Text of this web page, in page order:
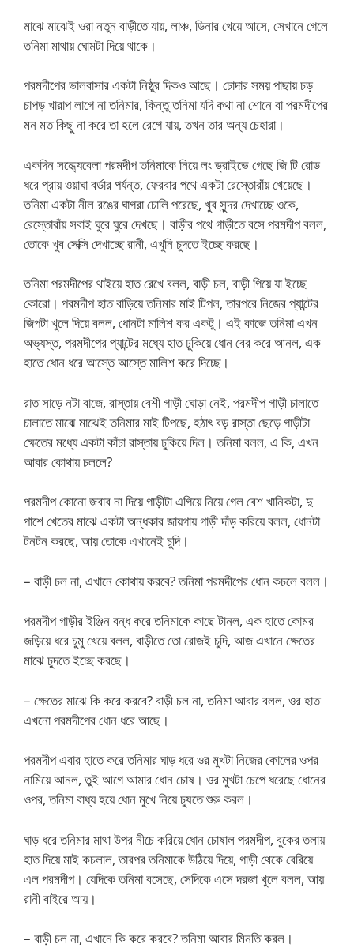
মাঝে মাঝেই ওরা নতুন বাড়ীতে যায়, লাঞ্চ, ডিনার খেয়ে আসে, সেখানে গেলে
তনিমা মাথায় ঘোমটা দিয়ে থাকে।
পরমদীপের ভালবাসার একটা নিষ্ঠুর দিকও আছে। চোদার সময় পাছায় চড়
চাপড় খারাপ লাগে না তনিমার, কিন্তু তনিমা যদি কথা না শোনে বা পরমদীপের
মন মত কিছু না করে তা হলে রেগে যায়, তখন তার অন্য চেহারা।
একদিন সন্ধ্যেবেলা পরমদীপ তনিমাকে নিয়ে লং ড্রাইভে গেছে জি টি রোড
ধরে প্রায় ওয়াঘা বর্ডার পর্যন্ত, ফেরবার পথে একটা রেস্তোরাঁয় খেয়েছে।
তনিমা একটা নীল রঙের ঘাগরা চোলি পরেছে, খুব সুন্দর দেখাচ্ছে ওকে,
রেস্তোরাঁয় সবাই ঘুরে ঘুরে দেখছে। বাড়ীর পথে গাড়ীতে বসে পরমদীপ বলল,
তোকে খুব সেক্সি দেখাচ্ছে রানী, এখুনি চুদতে ইচ্ছে করছে।
তনিমা পরমদীপের থাইয়ে হাত রেখে বলল, বাড়ী চল, বাড়ী গিয়ে যা ইচ্ছে
কোরো। পরমদীপ হাত বাড়িয়ে তনিমার মাই টিপল, তারপরে নিজের প্যান্টের
জিপটা খুলে দিয়ে বলল, ধোনটা মালিশ কর একটু। এই কাজে তনিমা এখন
অভ্যস্ত, পরমদীপের প্যান্টের মধ্যে হাত ঢুকিয়ে ধোন বের করে আনল, এক
হাতে ধোন ধরে আস্তে আস্তে মালিশ করে দিচ্ছে।
রাত সাড়ে নটা বাজে, রাস্তায় বেশী গাড়ী ঘোড়া নেই, পরমদীপ গাড়ী চালাতে
চালাতে মাঝে মাঝেই তনিমার মাই টিপছে, হঠাৎ বড় রাস্তা ছেড়ে গাড়ীটা
ক্ষেতের মধ্যে একটা কাঁচা রাস্তায় ঢুকিয়ে দিল। তনিমা বলল, এ কি, এখন
আবার কোথায় চললে?
পরমদীপ কোনো জবাব না দিয়ে গাড়ীটা এগিয়ে নিয়ে গেল বেশ খানিকটা, দু
পাশে খেতের মাঝে একটা অন্ধকার জায়গায় গাড়ী দাঁড় করিয়ে বলল, ধোনটা
টনটন করছে, আয় তোকে এখানেই চুদি।
– বাড়ী চল না, এখানে কোথায় করবে? তনিমা পরমদীপের ধোন কচলে বলল।
পরমদীপ গাড়ীর ইঞ্জিন বন্ধ করে তনিমাকে কাছে টানল, এক হাতে কোমর
জড়িয়ে ধরে চুমু খেয়ে বলল, বাড়ীতে তো রোজই চুদি, আজ এখানে ক্ষেতের
মাঝে চুদতে ইচ্ছে করছে।
– ক্ষেতের মাঝে কি করে করবে? বাড়ী চল না, তনিমা আবার বলল, ওর হাত
এখনো পরমদীপের ধোন ধরে আছে।
পরমদীপ এবার হাতে করে তনিমার ঘাড় ধরে ওর মুখটা নিজের কোলের ওপর
নামিয়ে আনল, তুই আগে আমার ধোন চোষ। ওর মুখটা চেপে ধরেছে ধোনের
ওপর, তনিমা বাধ্য হয়ে ধোন মুখে নিয়ে চুষতে শুরু করল।
ঘাড় ধরে তনিমার মাথা উপর নীচে করিয়ে ধোন চোষাল পরমদীপ, বুকের তলায়
হাত দিয়ে মাই কচলাল, তারপর তনিমাকে উঠিয়ে দিয়ে, গাড়ী থেকে বেরিয়ে
এল পরমদীপ। যেদিকে তনিমা বসেছে, সেদিকে এসে দরজা খুলে বলল, আয়
রানী বাইরে আয়।
– বাড়ী চল না, এখানে কি করে করবে? তনিমা আবার মিনতি করল।